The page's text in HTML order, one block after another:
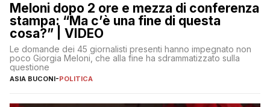
Meloni dopo 2 ore e mezza di conferenza
stampa: “Ma c’è una fine di questa
cosa?” | VIDEO
Le domande dei 45 giornalisti presenti hanno impegnato non
poco Giorgia Meloni, che alla fine ha sdrammatizzato sulla
questione
ASIA BUCONI-POLITICA